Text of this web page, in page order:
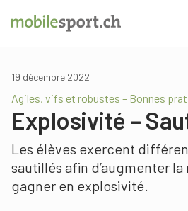
19 décembre 2022
Agiles, vifs et robustes – Bonnes
Explosivité –
Les élèves exercent
sautillés afin d’augmenter
gagner en explosivité.